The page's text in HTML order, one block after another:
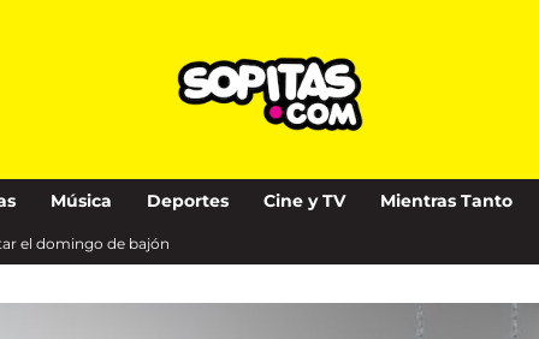
Música Deportes Cine y TV Mientras Tanto
el domingo de bajón